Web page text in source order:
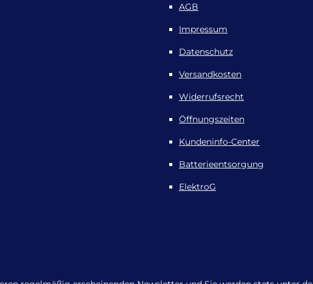
AGB
Impressum
Datenschutz
Versandkosten
Widerrufsrecht
Öffnungszeiten
Kundeninfo-Center
Batterieentsorgung
ElektroG